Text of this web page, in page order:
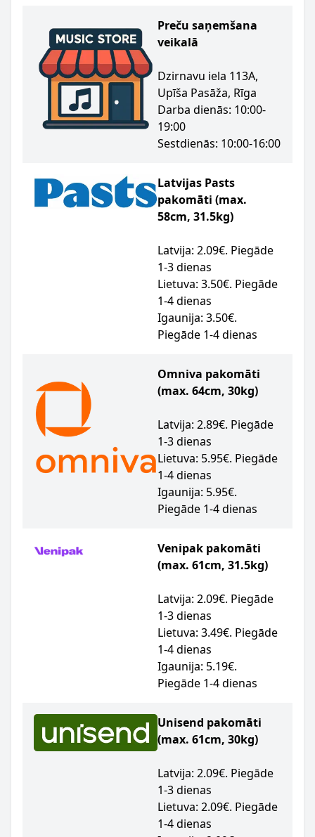
Preču saņemšana
veikalā
Dzirnavu iela 113A,
Upīša Pasāža, Rīga
Darba dienās: 10:00-
19:00
Sestdienās: 10:00-16:00
Latvijas Pasts
pakomāti (max.
58cm, 31.5kg)
Latvija: 2.09€. Piegāde
1-3 dienas
Lietuva: 3.50€. Piegāde
1-4 dienas
Igaunija: 3.50€.
Piegāde 1-4 dienas
Omniva pakomāti
(max. 64cm, 30kg)
Latvija: 2.89€. Piegāde
1-3 dienas
Lietuva: 5.95€. Piegāde
1-4 dienas
Igaunija: 5.95€.
Piegāde 1-4 dienas
Venipak pakomāti
(max. 61cm, 31.5kg)
Latvija: 2.09€. Piegāde
1-3 dienas
Lietuva: 3.49€. Piegāde
1-4 dienas
Igaunija: 5.19€.
Piegāde 1-4 dienas
Unisend pakomāti
(max. 61cm, 30kg)
Latvija: 2.09€. Piegāde
1-3 dienas
Lietuva: 2.09€. Piegāde
1-4 dienas